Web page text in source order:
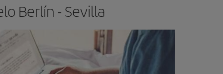
Berlín - Sevilla